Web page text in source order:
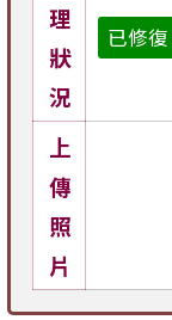
理
狀
況
已修復
上
傳
照
片